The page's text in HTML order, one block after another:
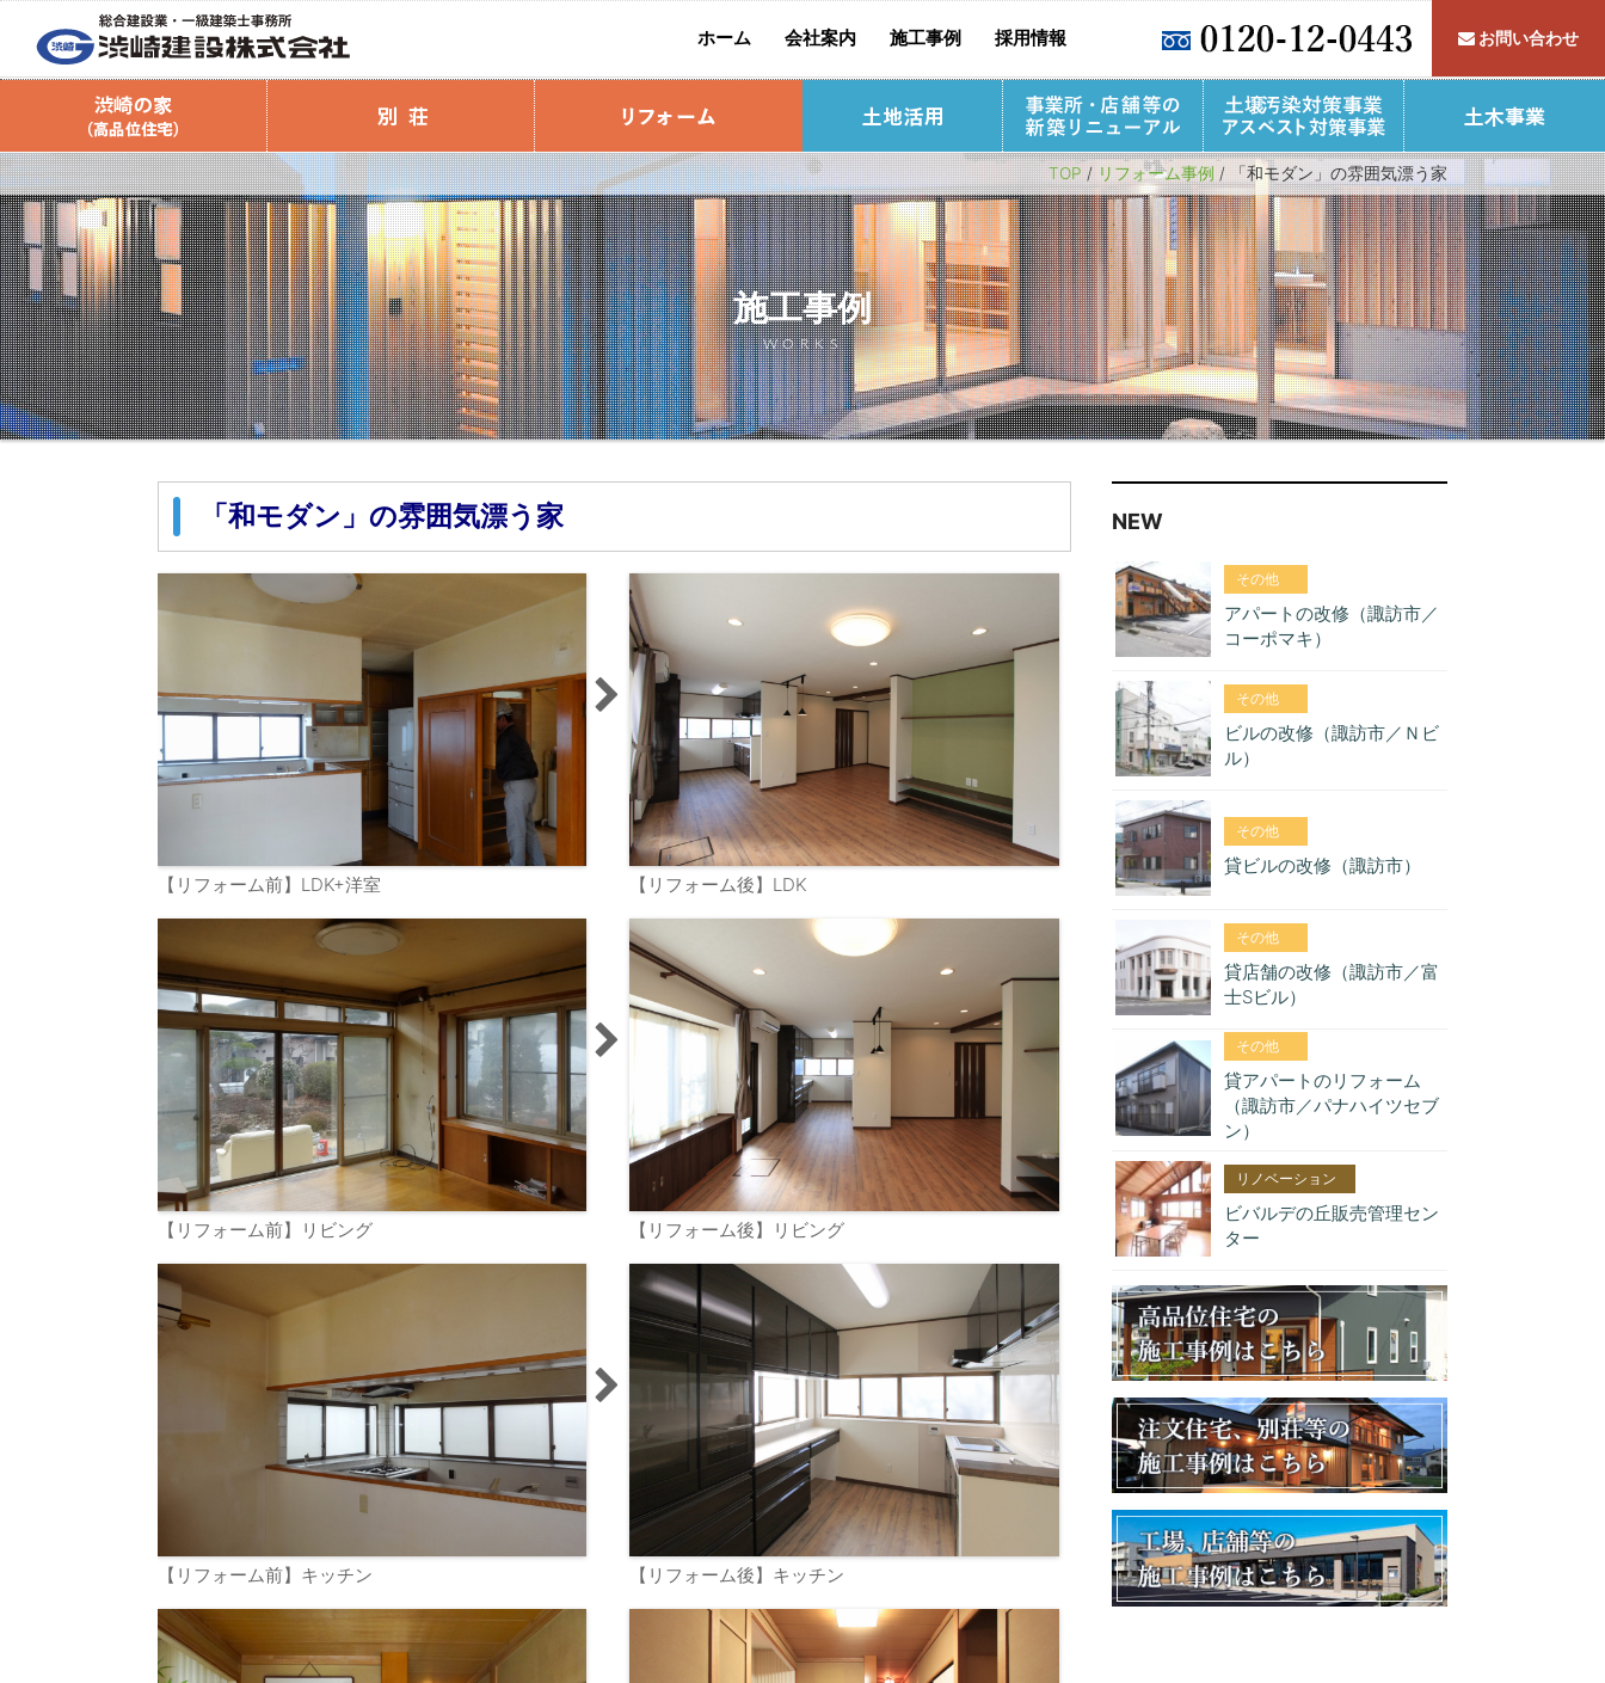
ホーム 会社案内
会社案内 社長挨拶 社員紹介 すわっこ倶楽部
施工事例
渋崎の家（高品位住宅） 事業所・店舗・介護施設
リフォーム 注文住宅 土木事業 公共施設
採用情報 お問い合わせ
渋崎の家のご案内 商品ラインナップ 標準仕様 施工事例 家づくりの流れ
渋崎の家スタッフブログ 渋崎の家 資料請求
渋崎建設のリフォーム リフォームの流れ お宅訪問リポート リフォームQ＆A リフォーム施工事例
TOP/リフォーム事例/ 「和モダン」の雰囲気漂う家
施工事例
WORKS
「和モダン」の雰囲気漂う家
【リフォーム前】LDK+洋室 【リフォーム後】LDK
【リフォーム前】リビング 【リフォーム後】リビング
【リフォーム前】キッチン 【リフォーム後】キッチン
NEW
その他
アパートの改修（諏訪市／
コーポマキ）
その他
ビルの改修（諏訪市／Ｎビ
ル）
その他
貸ビルの改修（諏訪市）
その他
貸店舗の改修（諏訪市／富
士Sビル）
その他
貸アパートのリフォーム
（諏訪市／パナハイツセブ
ン）
リノベーション
ビバルデの丘販売管理セン
ター